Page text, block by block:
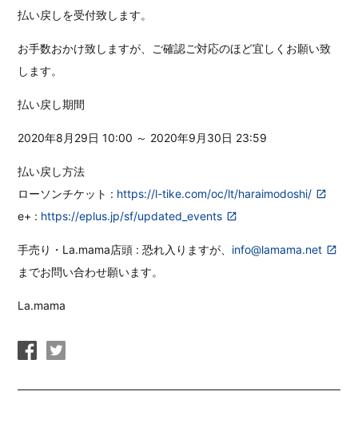
払い戻しを受付致します。
お手数おかけ致しますが、ご確認ご対応のほど宜しくお願い致
します。
払い戻し期間
2020年8月29日 10:00 ～ 2020年9月30日 23:59
払い戻し方法
ローソンチケット : https://l-tike.com/oc/lt/haraimodoshi/
e+ : https://eplus.jp/sf/updated_events
手売り・La.mama店頭 : 恐れ入りますが、 info@lamama.net
までお問い合わせ願います。
La.mama